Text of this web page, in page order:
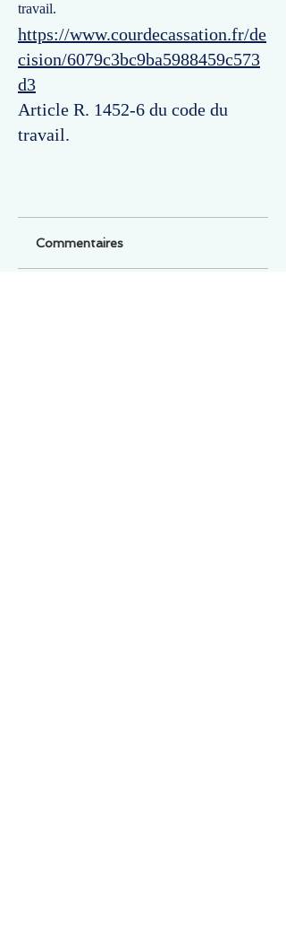
travail.
https://www.courdecassation.fr/de
cision/6079c3bc9ba5988459c573
d3
Article R. 1452-6 du code du
travail.
Commentaires